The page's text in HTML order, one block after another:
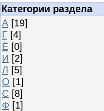
Категории раздела
А [19]
Г [4]
Ё [0]
И [2]
Л [5]
О [1]
С [8]
Ф [1]